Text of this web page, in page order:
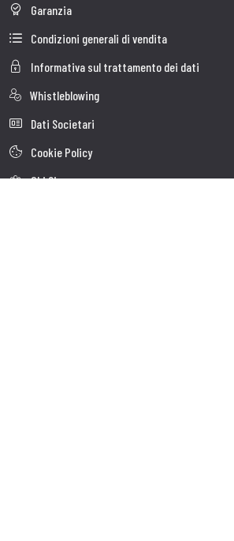
Garanzia
Condizioni generali di vendita
Informativa sul trattamento dei dati
Whistleblowing
Dati Societari
Cookie Policy
Chi Siamo